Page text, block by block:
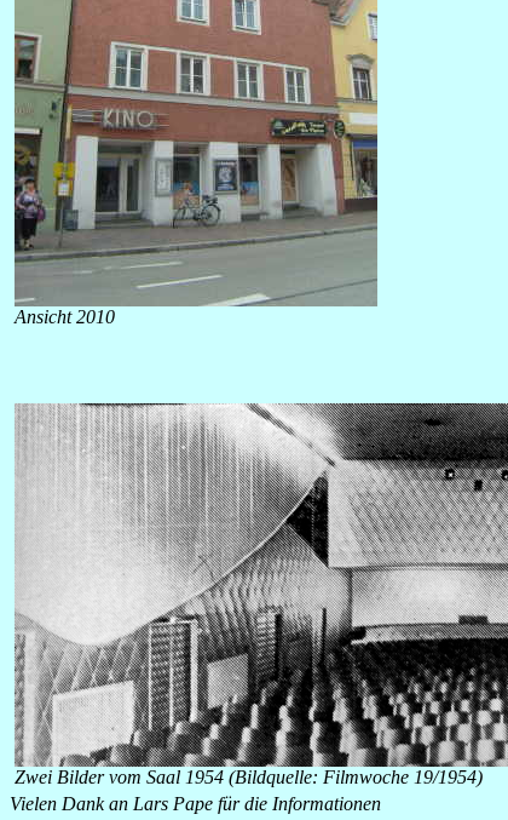
Ansicht 2010
Zwei Bilder vom Saal 1954 (Bildquelle: Filmwoche 19/1954)
Vielen Dank an Lars Pape für die Informationen